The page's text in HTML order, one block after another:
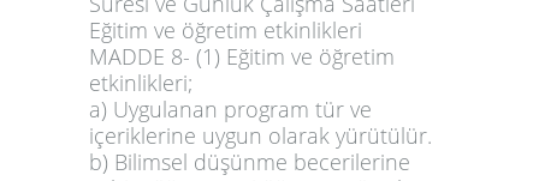
Eğitim ve öğretim etkinlikleri
MADDE 8- (1) Eğitim ve öğretim
etkinlikleri;
a) Uygulanan program tür ve
içeriklerine uygun olarak yürütülür.
b) Bilimsel düşünme becerilerine